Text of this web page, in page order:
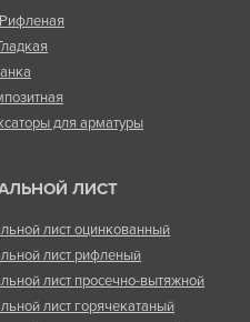
для арматуры
ЛИСТ
лист оцинкованный
лист рифленый
лист просечно-вытяжной
лист горячекатаный